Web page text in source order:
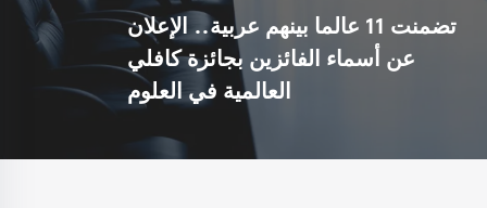
تضمنت 11 عالما بينهم عربية.. الإعلان
عن أسماء الفائزين بجائزة كافلي
العالمية في العلوم